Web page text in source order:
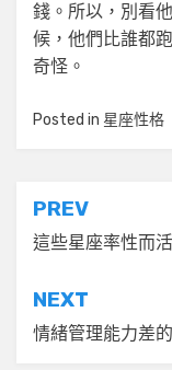
錢。所以，別看
候，他們比誰都
奇怪。
Posted in 星座性格
文
章
導
覽
PREV
這些星座率性而
NEXT
情緒管理能力差